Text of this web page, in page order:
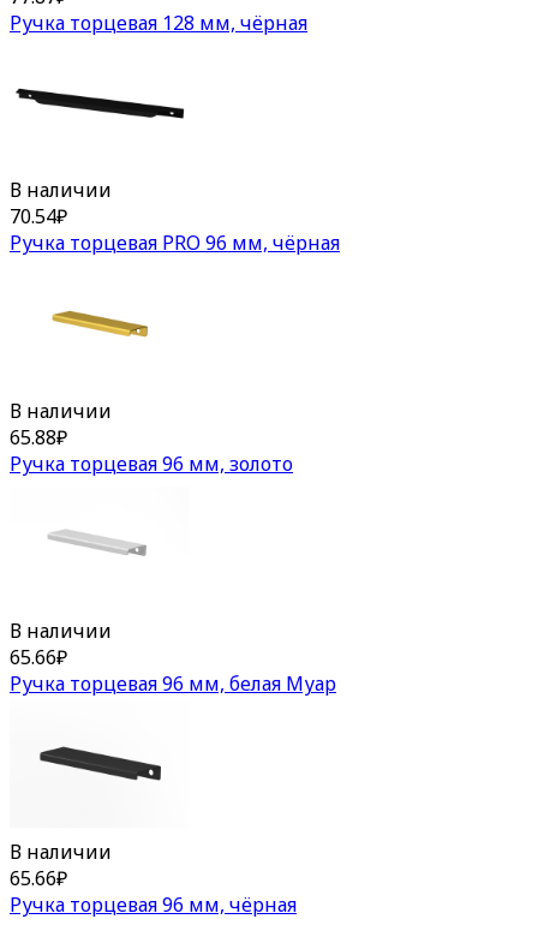
Ручка торцевая 128 мм, чёрная
В наличии
70.54₽
Ручка торцевая PRO 96 мм, чёрная
В наличии
65.88₽
Ручка торцевая 96 мм, золото
В наличии
65.66₽
Ручка торцевая 96 мм, белая Муар
В наличии
65.66₽
Ручка торцевая 96 мм, чёрная